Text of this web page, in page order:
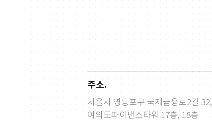
주소.
서울시 영등포구 국제금융로2길 32,
여의도파이낸스타워 17층, 18층